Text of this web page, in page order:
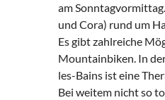
am
und Cora) rund um
Es gibt zahlreiche
Mountainbiken. In
les-Bains ist eine
Bei weitem nicht so